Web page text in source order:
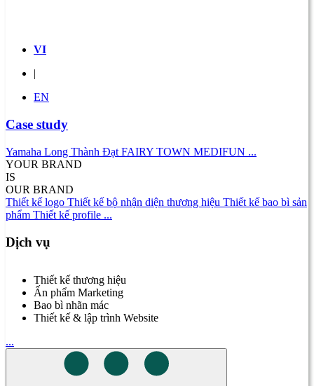
VI
|
EN
Case study
Yamaha Long Thành Đạt FAIRY TOWN MEDIFUN ...
YOUR BRAND
IS
OUR BRAND
Thiết kế logo Thiết kế bộ nhận diện thương hiệu Thiết kế bao bì sản
phẩm Thiết kế profile ...
Dịch vụ
Thiết kế thương hiệu
Ấn phẩm Marketing
Bao bì nhãn mác
Thiết kế & lập trình Website
...